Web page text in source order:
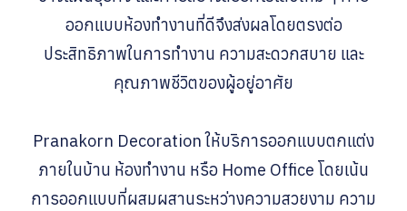
ออกแบบห้องทำงานที่ดีจึงส่งผลโดยตรงต่อ
ประสิทธิภาพในการทำงาน ความสะดวกสบาย และ
คุณภาพชีวิตของผู้อยู่อาศัย
Pranakorn Decoration ให้บริการออกแบบตกแต่ง
ภายในบ้าน ห้องทำงาน หรือ Home Office โดยเน้น
การออกแบบที่ผสมผสานระหว่างความสวยงาม ความ